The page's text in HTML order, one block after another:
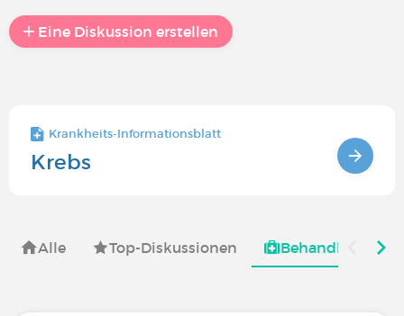
Eine Diskussion erstellen
Krankheits-Informationsblatt
Krebs
Alle Top-Diskussionen